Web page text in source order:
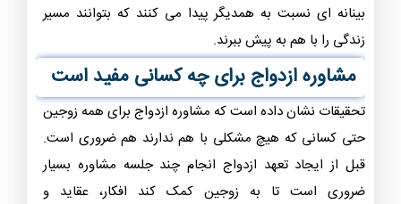
بینانه ای نسبت به همدیگر پیدا می کنند که بتوانند مسیر
زندگی را با هم به پیش ببرند.
مشاوره ازدواج برای چه کسانی مفید است
تحقیقات نشان داده است که مشاوره ازدواج برای همه زوجین
حتی کسانی که هیچ مشکلی با هم ندارند هم ضروری است.
قبل از ایجاد تعهد ازدواج انجام چند جلسه مشاوره بسیار
ضروری است تا به زوجین کمک کند افکار، عقاید و